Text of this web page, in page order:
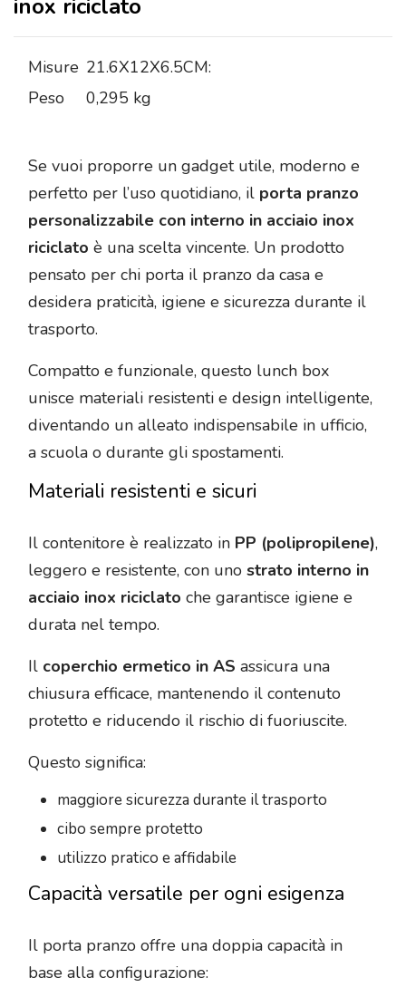
inox riciclato
Misure 21.6X12X6.5CM:
Peso
0,295 kg
Se vuoi proporre un gadget utile, moderno e
perfetto per l’uso quotidiano, il porta pranzo
personalizzabile con interno in acciaio inox
riciclato è una scelta vincente. Un prodotto
pensato per chi porta il pranzo da casa e
desidera praticità, igiene e sicurezza durante il
trasporto.
Compatto e funzionale, questo lunch box
unisce materiali resistenti e design intelligente,
diventando un alleato indispensabile in ufficio,
a scuola o durante gli spostamenti.
Materiali resistenti e sicuri
Il contenitore è realizzato in PP (polipropilene),
leggero e resistente, con uno strato interno in
acciaio inox riciclato che garantisce igiene e
durata nel tempo.
Il coperchio ermetico in AS assicura una
chiusura efficace, mantenendo il contenuto
protetto e riducendo il rischio di fuoriuscite.
Questo significa:
maggiore sicurezza durante il trasporto
cibo sempre protetto
utilizzo pratico e affidabile
Capacità versatile per ogni esigenza
Il porta pranzo offre una doppia capacità in
base alla configurazione: